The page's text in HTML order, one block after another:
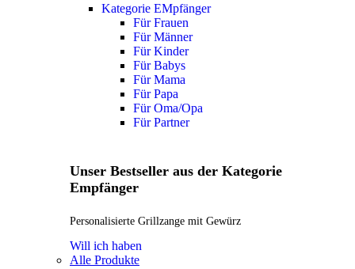
Kategorie EMpfänger
Für Frauen
Für Männer
Für Kinder
Für Babys
Für Mama
Für Papa
Für Oma/Opa
Für Partner
Unser Bestseller aus der Kategorie
Empfänger
Personalisierte Grillzange mit Gewürz
Will ich haben
Alle Produkte